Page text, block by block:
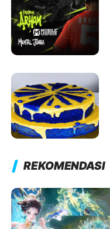
REKOMENDASI